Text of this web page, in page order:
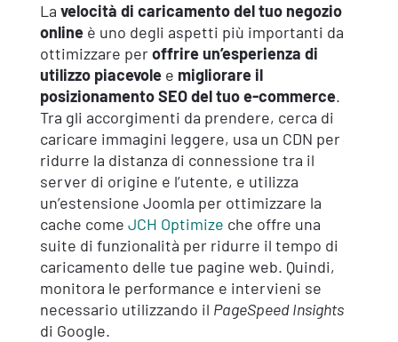
La velocità di caricamento del tuo negozio
onlineè uno degli aspetti più importanti da
ottimizzare peroffrire un’esperienza di
utilizzo piacevolee migliorare il
posizionamento SEO del tuo e-commerce.
Tra gli accorgimenti da prendere, cerca di
caricare immagini leggere, usa un CDN per
ridurre la distanza di connessione tra il
server di origine e l’utente, e utilizza
un’estensione Joomla per ottimizzare la
cache come JCH Optimize che offre una
suite di funzionalità per ridurre il tempo di
caricamento delle tue pagine web. Quindi,
monitora le performance e intervieni se
necessario utilizzando il PageSpeed Insights
di Google.